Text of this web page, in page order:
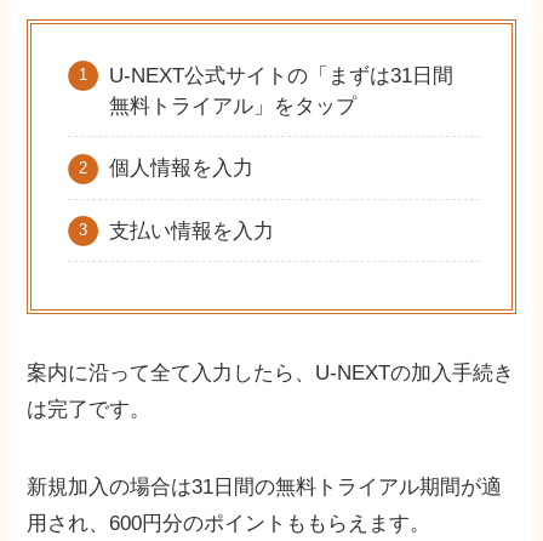
U-NEXT公式サイトの「まずは31日間
無料トライアル」をタップ
個人情報を入力
支払い情報を入力
案内に沿って全て入力したら、U-NEXTの加入手続き
は完了です。
新規加入の場合は31日間の無料トライアル期間が適
用され、600円分のポイントももらえます。